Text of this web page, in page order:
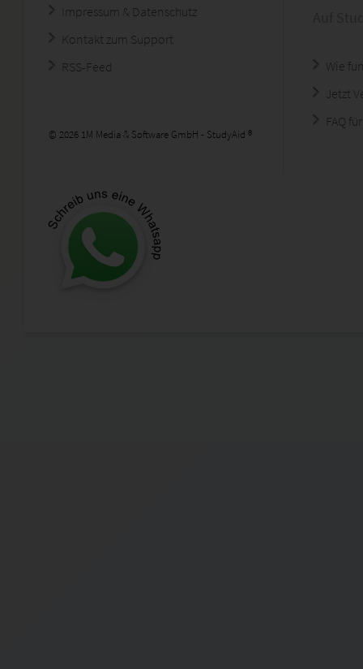
Impressum & Datenschutz
Kontakt zum Support
RSS-Feed
© 2026 1M Media & Software GmbH - StudyAid ®
Wie
Jetzt
FAQ